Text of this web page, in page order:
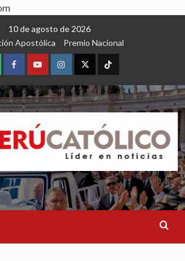
10 de agosto de 2026
Apostólica
Premio Nacional
FacebookYoutubeInstagram
X TikTok